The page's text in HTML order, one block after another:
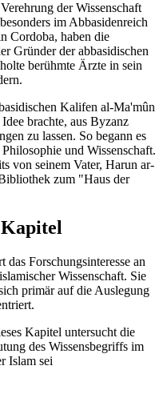
der Wissenschaft
im Abbasidenreich
Cordoba, haben die
Gründer der abbasidischen
berühmte Ärzte in sein
Kalifen al-Ma'mûn
brachte, aus Byzanz
zu lassen. So begann es
und Wissenschaft.
von seinem Vater, Harun ar-
zum "Haus der
Forschungsinteresse an
Wissenschaft. Sie
primär auf die Auslegung
Kapitel untersucht die
des Wissensbegriffs im
Islam sei